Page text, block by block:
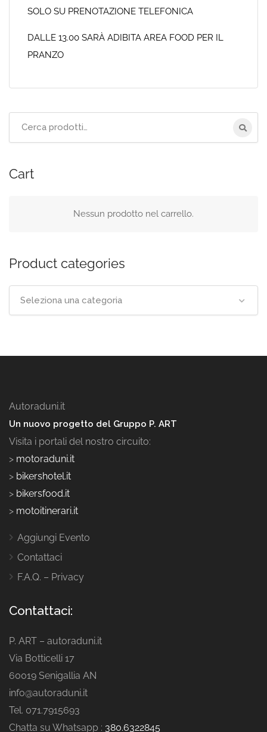
SOLO SU PRENOTAZIONE TELEFONICA
DALLE 13.00 SARÀ ADIBITA AREA FOOD PER IL
PRANZO
Cart
Nessun prodotto nel carrello.
Product categories
Seleziona una categoria
Autoraduni.it
Un nuovo progetto del Gruppo P. ART
Visita i portali del nostro circuito:
> motoraduni.it
> bikershotel.it
> bikersfood.it
> motoitinerari.it
Aggiungi Evento
Contattaci
F.A.Q. – Privacy
Contattaci:
P. ART – autoraduni.it
Via Botticelli 17
60019 Senigallia AN
info@autoraduni.it
Tel. 071.7915693
Chatta su Whatsapp : 380.6322845